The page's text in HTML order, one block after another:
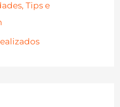
Tips e